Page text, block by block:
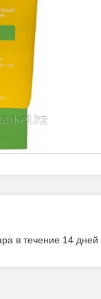
в течение 14 дней